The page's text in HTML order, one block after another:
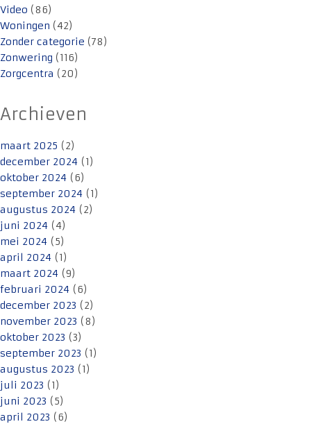
Video (86)
Woningen (42)
Zonder categorie (78)
Zonwering (116)
Zorgcentra (20)
Archieven
maart 2025 (2)
december 2024 (1)
oktober 2024 (6)
september 2024 (1)
augustus 2024 (2)
juni 2024 (4)
mei 2024 (5)
april 2024 (1)
maart 2024 (9)
februari 2024 (6)
december 2023 (2)
november 2023 (8)
oktober 2023 (3)
september 2023 (1)
augustus 2023 (1)
juli 2023 (1)
juni 2023 (5)
april 2023 (6)